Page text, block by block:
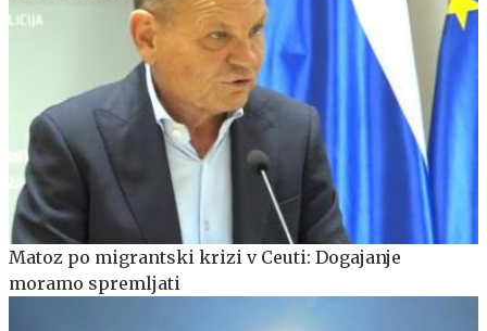
Matoz po migrantski krizi v Ceuti: Dogajanje
moramo spremljati